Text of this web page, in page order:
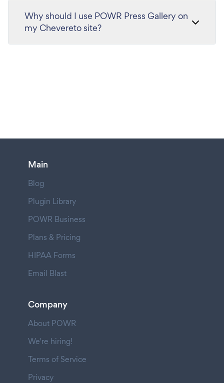
Why should I use POWR Press Gallery on
my Chevereto site?
Main
Blog
Plugin Library
POWR Business
Plans & Pricing
HIPAA Forms
Email Blast
Company
About POWR
We're hiring!
Terms of Service
Privacy